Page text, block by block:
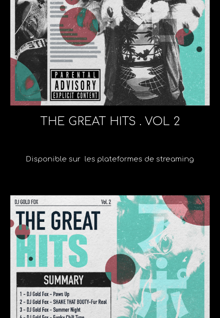
THE GREAT HITS . VOL 2
Disponible sur les plateformes de streaming